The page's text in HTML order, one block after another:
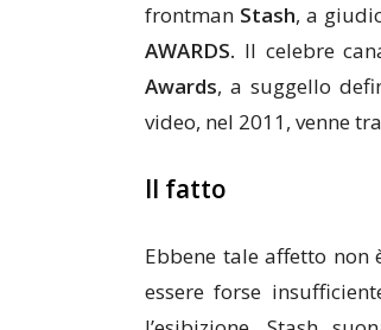
frontman Stash, a
AWARDS. Il celebre
Awards, a suggello
video, nel 2011, venne
Il fatto
Ebbene tale affetto non
essere forse